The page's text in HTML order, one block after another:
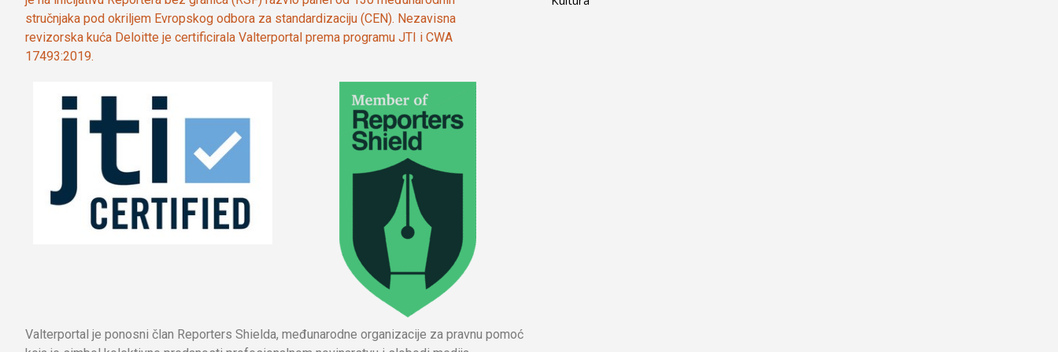
stručnjaka pod okriljem Evropskog odbora za standardizaciju (CEN). Nezavisna
revizorska kuća Deloitte je certificirala Valterportal prema programu JTI i CWA
17493:2019.
Valterportal je ponosni član Reporters Shielda, međunarodne organizacije za pravnu pomoć